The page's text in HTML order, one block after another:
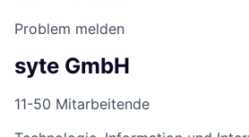
Problem melden
syte GmbH
11-50 Mitarbeitende